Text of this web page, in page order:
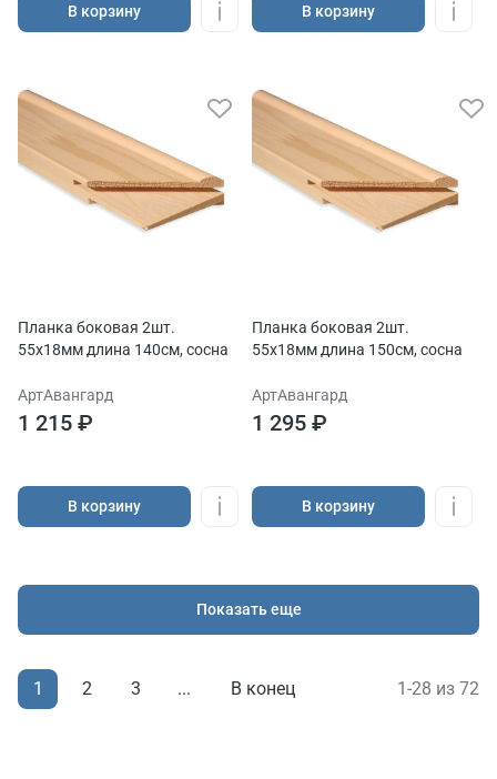
В корзину В корзину
Планка боковая 2шт.
55х18мм длина 140см, сосна
АртАвангард
1 215 ₽
В корзину
Планка боковая 2шт.
55х18мм длина 150см, сосна
АртАвангард
1 295 ₽
В корзину
Показать еще
1 2 3 ... В конец 1-28 из 72